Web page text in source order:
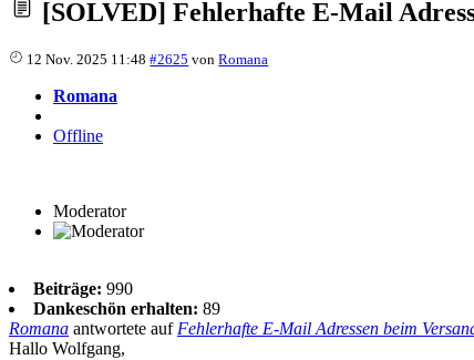
[SOLVED] Fehlerhafte E-Mail
12 Nov. 2025 11:48 #2625 vonRomana
Romana
Offline
Moderator
Beiträge: 990
Dankeschön erhalten: 89
Romana antwortete aufFehlerhafte E-Mail Adressen beim
Hallo Wolfgang,